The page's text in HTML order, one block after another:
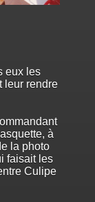
eux les
leur rendre
à
la photo
faisait les
Culipe